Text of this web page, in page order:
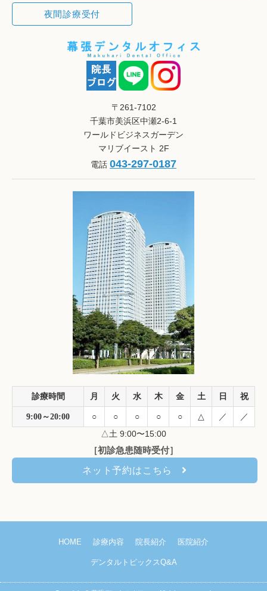
夜間診療受付
〒261-7102
千葉市美浜区中瀬2-6-1
ワールドビジネスガーデン
マリブイースト 2F
電話 043-297-0187
診療時間 月 火 水 木 金 土 日 祝
9:00～20:00 ○ ○ ○ ○ ○ △ ／ ／
△土 9:00〜15:00
［初診急患随時受付］
ネット予約はこちら
HOME 診療内容 院長紹介 医院紹介
デンタルトピックスQ&A